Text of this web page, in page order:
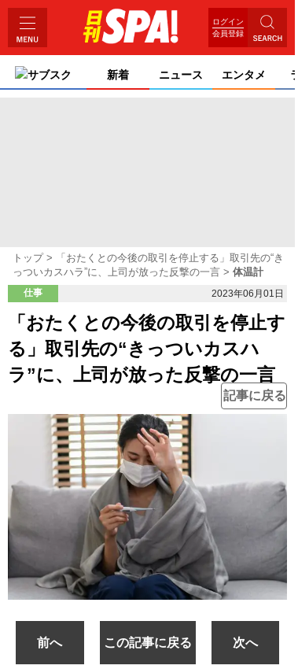
ログイン
会員登録
サブスク 新着 ニュース エンタメ
トップ
「おたくとの今後の取引を停止する」取引先の“き
っついカスハラ”に、上司が放った反撃の一言
体温計
仕事 2023年06月01日
「おたくとの今後の取引を停止す
る」取引先の“きっついカスハ
ラ”に、上司が放った反撃の一言
記事に戻る
前へ この記事に戻る 次へ